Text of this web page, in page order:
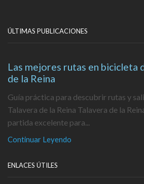
ÚLTIMAS PUBLICACIONES
Las mejores rutas en bicicleta
de la Reina
Guía práctica para descubrir rutas y
Talavera de la Reina Talavera de la
partida excelente para...
Continuar Leyendo
ENLACES ÚTILES